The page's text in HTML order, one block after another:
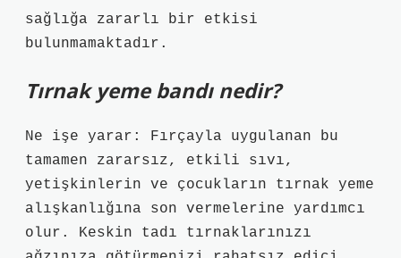
sağlığa zararlı bir etkisi
bulunmamaktadır.
Tırnak yeme bandı nedir?
Ne işe yarar: Fırçayla uygulanan bu
tamamen zararsız, etkili sıvı,
yetişkinlerin ve çocukların tırnak yeme
alışkanlığına son vermelerine yardımcı
olur. Keskin tadı tırnaklarınızı